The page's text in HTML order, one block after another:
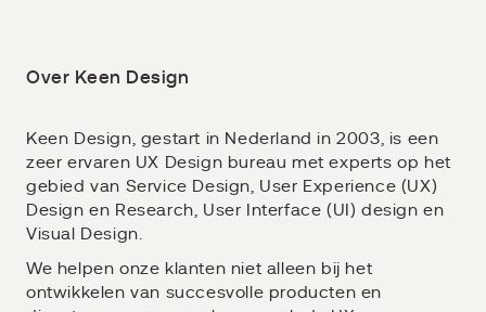
Over Keen Design
Keen Design, gestart in Nederland in 2003, is een
zeer ervaren UX Design bureau met experts op het
gebied van Service Design, User Experience (UX)
Design en Research, User Interface (UI) design en
Visual Design.
We helpen onze klanten niet alleen bij het
ontwikkelen van succesvolle producten en